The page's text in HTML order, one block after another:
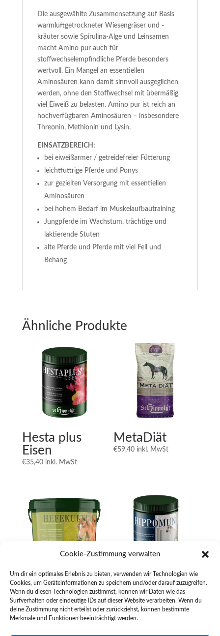
Cookie-Zustimmung verwalten
Um dir ein optimales Erlebnis zu bieten, verwenden wir Technologien wie
Cookies, um Geräteinformationen zu speichern und/oder darauf zuzugreifen.
Wenn du diesen Technologien zustimmst, können wir Daten wie das
Surfverhalten oder eindeutige IDs auf dieser Website verarbeiten. Wenn du
deine Zustimmung nicht erteilst oder zurückziehst, können bestimmte
Merkmale und Funktionen beeinträchtigt werden.
Die ausgewählte Zusammensetzung auf Basis
warmluftgetrockneter Wiesengräser und -
kräuter sowie Spirulina-Alge und Leinsamen
macht Amino pur auch für
stoffwechselempfindliche Pferde besonders
wertvoll. Ein Mangel an essentiellen
Aminosäuren kann damit sinnvoll ausgeglichen
werden, ohne den Stoffwechsel mit übermäßig
viel Eiweiß zu belasten. Amino pur ist reich an
hochverfügbaren Aminosäuren – insbesondere
Threonin, Methionin und Lysin.
EINSATZBEREICH:
bei eiweißarmer / getreidefreier Fütterung
leichtfuttrige Pferde und Ponys
zur gezielten Versorgung mit essentiellen
Aminosäuren
bei hohem Bedarf im Muskelaufbautraining
Jungpferde im Wachstum, trächtige und
laktierende Stuten
alte Pferde und Pferde mit viel Fell und
Behang
Ähnliche Produkte
Hesta plus
Eisen
€35,40 inkl. MwSt
MetaDiät
€59,40 inkl. MwSt
Hefekultur
€27,90 –€63,70 Preisspanne:
€27,90
bis
inkl. MwSt
Hippomun
€43,10 inkl. MwSt